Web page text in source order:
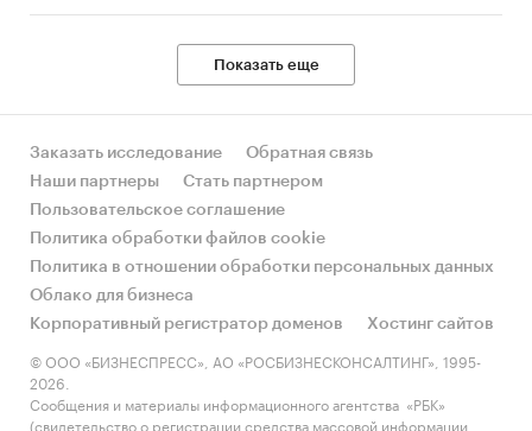
Показать еще
Заказать исследование
Обратная связь
Наши партнеры
Стать партнером
Пользовательское соглашение
Политика обработки файлов cookie
Политика в отношении обработки персональных данных
Облако для бизнеса
Корпоративный регистратор доменов
Хостинг сайтов
© ООО «БИЗНЕСПРЕСС», АО «РОСБИЗНЕСКОНСАЛТИНГ», 1995-
2026.
Сообщения и материалы информационного агентства «РБК»
(свидетельство о регистрации средства массовой информации